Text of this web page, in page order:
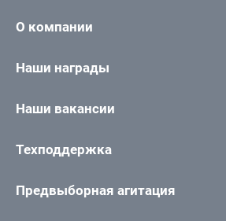
О компании
Наши награды
Наши вакансии
Техподдержка
Предвыборная агитация